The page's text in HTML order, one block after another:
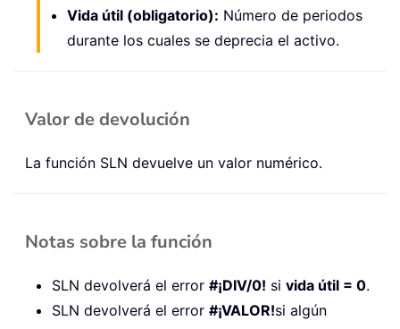
Vida útil (obligatorio): Número de periodos
durante los cuales se deprecia el activo.
Valor de devolución
La función SLN devuelve un valor numérico.
Notas sobre la función
SLN devolverá el error #¡DIV/0! si vida útil = 0.
SLN devolverá el error #¡VALOR!si algún